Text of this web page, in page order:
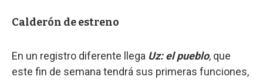
Calderón de estreno
En un registro diferente llega Uz: el pueblo, que
este fin de semana tendrá sus primeras funciones,